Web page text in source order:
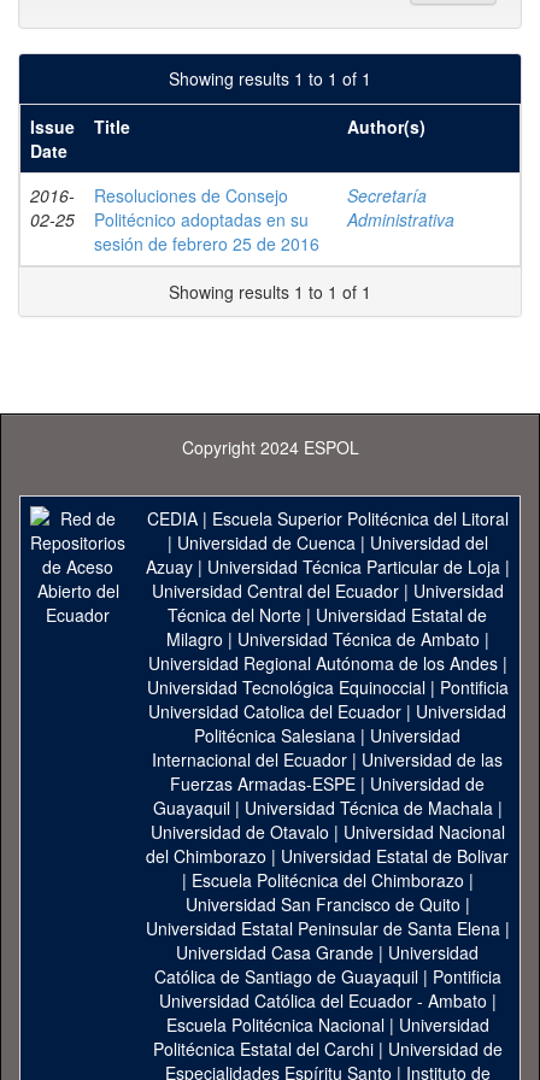
Showing results 1 to 1 of 1
Issue
Date
Title Author(s)
2016-
02-25
Resoluciones de Consejo
Politécnico adoptadas en su
sesión de febrero 25 de 2016
Secretaría
Administrativa
Showing results 1 to 1 of 1
Copyright 2024 ESPOL
CEDIA| Escuela Superior Politécnica del Litoral
| Universidad de Cuenca| Universidad del
Azuay| Universidad Técnica Particular de Loja|
Universidad Central del Ecuador| Universidad
Técnica del Norte | Universidad Estatal de
Milagro | Universidad Técnica de Ambato |
Universidad Regional Autónoma de los Andes|
Universidad Tecnológica Equinoccial| Pontificia
Universidad Catolica del Ecuador | Universidad
Politécnica Salesiana | Universidad
Internacional del Ecuador | Universidad de las
Fuerzas Armadas-ESPE | Universidad de
Guayaquil| Universidad Técnica de Machala|
Universidad de Otavalo | Universidad Nacional
del Chimborazo | Universidad Estatal de Bolivar
| Escuela Politécnica del Chimborazo |
Universidad San Francisco de Quito |
Universidad Estatal Peninsular de Santa Elena|
Universidad Casa Grande | Universidad
Católica de Santiago de Guayaquil| Pontificia
Universidad Católica del Ecuador - Ambato |
Escuela Politécnica Nacional| Universidad
Politécnica Estatal del Carchi| Universidad de
Especialidades Espíritu Santo | Instituto de